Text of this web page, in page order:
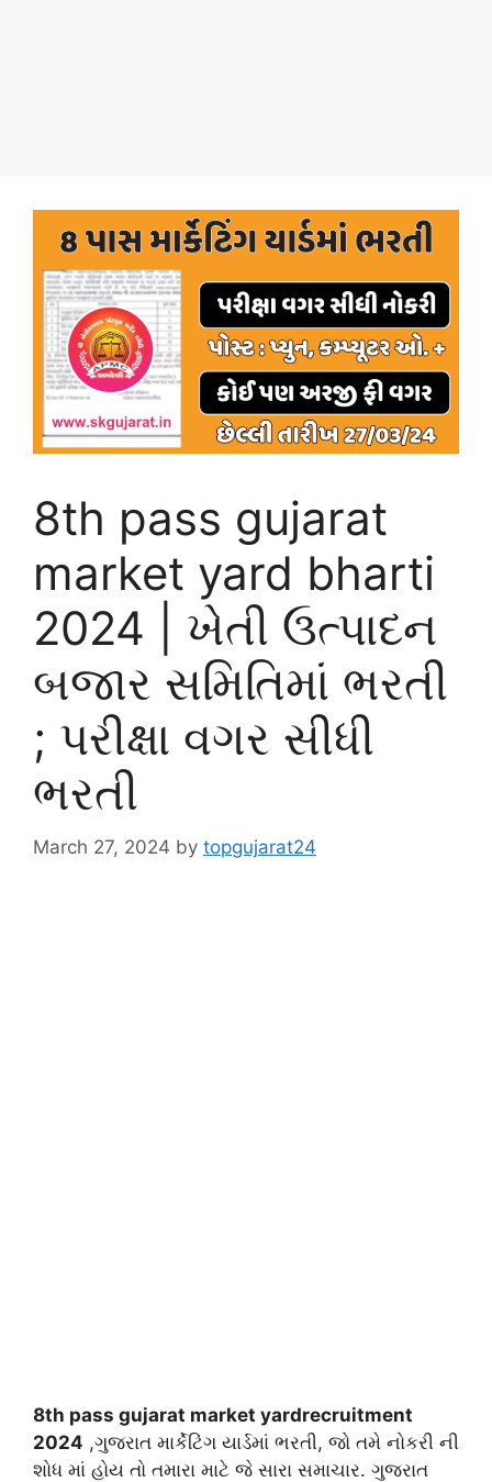
8th pass gujarat
market yard bharti
2024 | ખેતી ઉત્પાદન
બજાર સમિતિમાં ભરતી
; પરીક્ષા વગર સીધી
ભરતી
March 27, 2024 by topgujarat24
8th pass gujarat market yardrecruitment
2024 ,ગુજરાત માર્કેટિંગ યાર્ડમાં ભરતી, જો તમે નોકરી ની
શોધ માં હોય તો તમારા માટે જે સારા સમાચાર. ગુજરાત